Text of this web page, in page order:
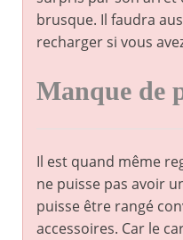
brusque. Il faudra
recharger si vous
Manque de
Il est quand même
ne puisse pas avoir
puisse être rangé
accessoires. Car le